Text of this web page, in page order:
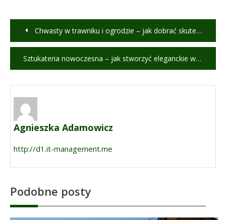
Nawigacja
wpisu
Chwasty w trawniku i ogrodzie – jak dobrać skuteczny środek i uniknąć błędów?
Sztukateria nowoczesna – jak stworzyć eleganckie wnętrze bez efektu przepychu?
Agnieszka Adamowicz
http://d1.it-management.me
Podobne posty